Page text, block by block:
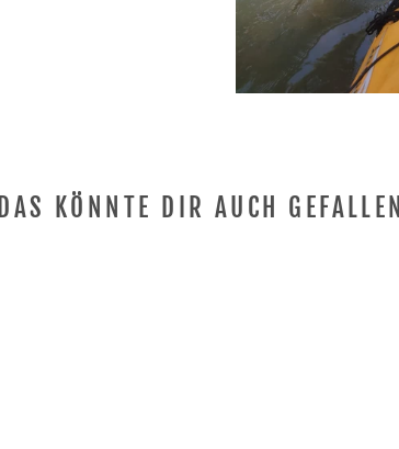
DAS KÖNNTE DIR AUCH GEFALLEN